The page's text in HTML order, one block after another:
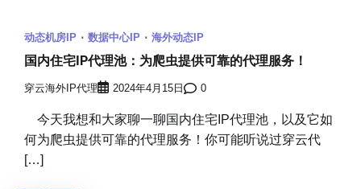
动态机房IP 数据中心IP 海外动态IP
国内住宅IP代理池：为爬虫提供可靠的代理服务！
穿云海外IP代理 2024年4月15日 0
今天我想和大家聊一聊国内住宅IP代理池，以及它如
何为爬虫提供可靠的代理服务！你可能听说过穿云代
[…]